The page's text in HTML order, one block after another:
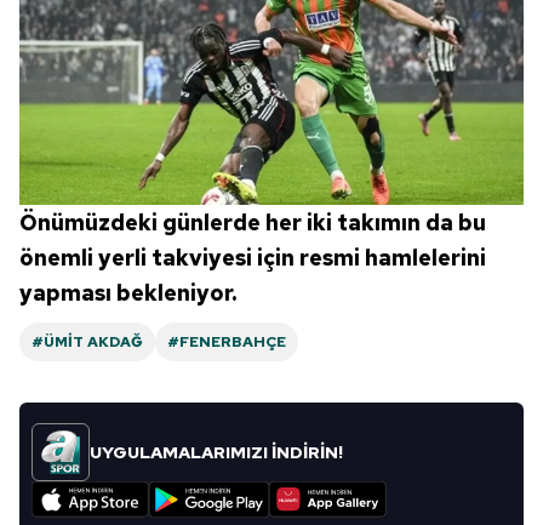
Önümüzdeki günlerde her iki takımın da bu
önemli yerli takviyesi için resmi hamlelerini
yapması bekleniyor.
#ÜMIT AKDAĞ #FENERBAHÇE
UYGULAMALARIMIZI İNDİRİN!